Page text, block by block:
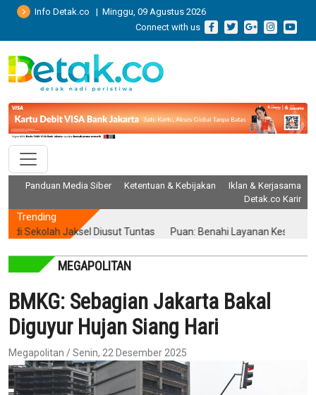
Info Detak.co | Minggu, 09 Agustus 2026
Connect with us
Panduan Media Siber Ketentuan & Kebijakan
Iklan & Kerjasama
Detak.co Karir
Trending
Jaksel Diusut Tuntas Puan: Benahi Layanan Kesehatan
MEGAPOLITAN
BMKG: Sebagian Jakarta Bakal
Diguyur Hujan Siang Hari
Megapolitan / Senin, 22 Desember 2025